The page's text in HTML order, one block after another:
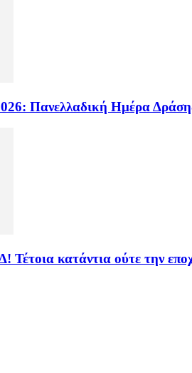
Πανελλαδική Ημέρα
Τέτοια κατάντια ούτε την